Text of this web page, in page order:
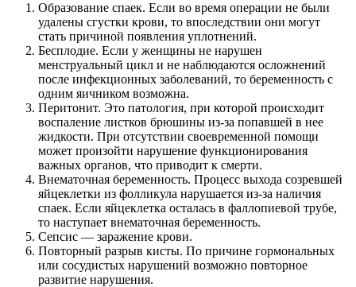
Образование спаек. Если во время операции не были
удалены сгустки крови, то впоследствии они могут
стать причиной появления уплотнений.
Бесплодие. Если у женщины не нарушен
менструальный цикл и не наблюдаются осложнений
после инфекционных заболеваний, то беременность с
одним яичником возможна.
Перитонит. Это патология, при которой происходит
воспаление листков брюшины из-за попавшей в нее
жидкости. При отсутствии своевременной помощи
может произойти нарушение функционирования
важных органов, что приводит к смерти.
Внематочная беременность. Процесс выхода созревшей
яйцеклетки из фолликула нарушается из-за наличия
спаек. Если яйцеклетка осталась в фаллопиевой трубе,
то наступает внематочная беременность.
Сепсис — заражение крови.
Повторный разрыв кисты. По причине гормональных
или сосудистых нарушений возможно повторное
развитие нарушения.